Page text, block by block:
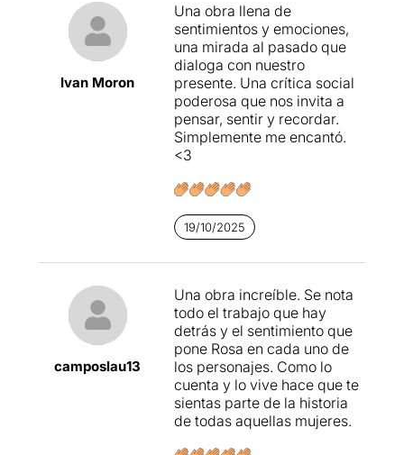
Ivan Moron
Una obra llena de
sentimientos y emociones,
una mirada al pasado que
dialoga con nuestro
presente. Una crítica social
poderosa que nos invita a
pensar, sentir y recordar.
Simplemente me encantó.
<3
19/10/2025
camposlau13
Una obra increíble. Se nota
todo el trabajo que hay
detrás y el sentimiento que
pone Rosa en cada uno de
los personajes. Como lo
cuenta y lo vive hace que te
sientas parte de la historia
de todas aquellas mujeres.